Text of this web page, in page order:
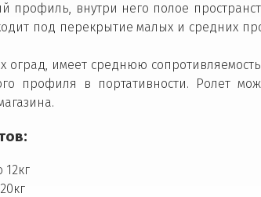
профиль, внутри него полое
под перекрытие малых и средних
оград, имеет среднюю
профиля в портативности. Ролет